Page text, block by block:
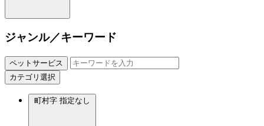
ジャンル／キーワード
ペットサービス
カテゴリ選択
町村字 指定なし